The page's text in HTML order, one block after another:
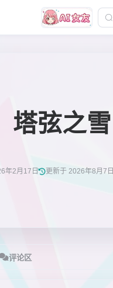
塔弦之雪
年2月17日 更新于 2026年8月7日
评论区